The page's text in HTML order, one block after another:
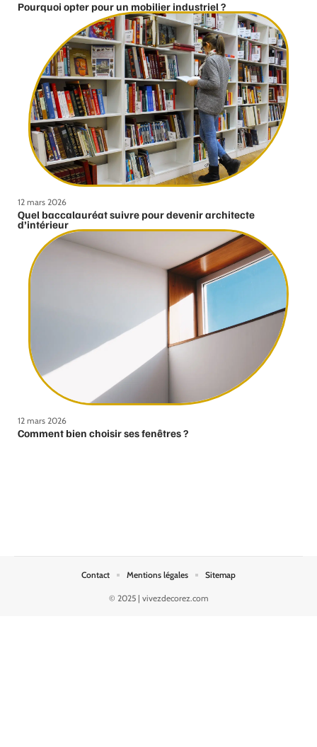
Pourquoi opter pour un mobilier industriel ?
12 mars 2026
Quel baccalauréat suivre pour devenir architecte
d’intérieur
12 mars 2026
Comment bien choisir ses fenêtres ?
© 2025 | vivezdecorez.com
Contact Mentions légales Sitemap